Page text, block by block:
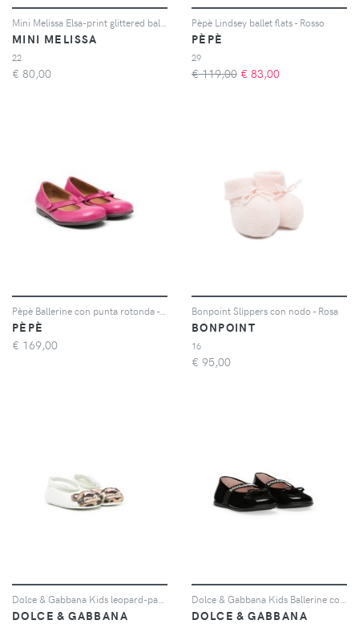
MINI MELISSA
22
€ 80,00
Pèpè Lindsey ballet flats - Rosso
PÈPÈ
29
€ 119,00 € 83,00
PÈPÈ
€ 169,00
Bonpoint Slippers con nodo - Rosa
BONPOINT
16
€ 95,00
DOLCE & GABBANA
DOLCE & GABBANA